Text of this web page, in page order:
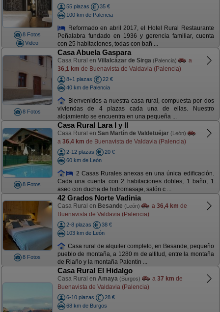
8 Fotos
Video
55 plazas
35 €
100 km de Palencia
Reformado en abril 2017, el Hotel Rural Restaurante
Peñalabra fundado en 1936 y gerencia familiar, cuenta
con 25 habitaciones, todas con bañ ...
8 Fotos
Casa Abuela Gaspara
Casa Rural en Villalcázar de Sirga (Palencia)
a
36,1 km de Buenavista de Valdavia (Palencia)
8+1 plazas
22 €
40 km de Palencia
Bienvenidos a nuestra casa rural, compuesta por dos
viviendas de 4 plazas cada una de ellas. Nuestro
alojamiento se encuentra en una pequeña ...
8 Fotos
Casa Rural Lara I y II
Casa Rural en San Martín de Valdetuéjar (León)
a 36,4 km de Buenavista de Valdavia (Palencia)
2-12 plazas
20 €
60 km de León
2 Casas Rurales anexas en una única edificación.
Cada una cuenta con 2 habitaciones dobles, 1 baño, 1
aseo con ducha de hidromasaje, salón c ...
8 Fotos
42 Grados Norte Vadinia
Casa Rural en Besande (León) a 36,4 km de
Buenavista de Valdavia (Palencia)
2-8 plazas
38 €
103 km de León
Casa rural de alquiler completo, en Besande, pequeño
pueblo de montaña, a 1280 m de altitud, entre la montaña
de Riaño y la montaña Palentin ...
Casa Rural El Hidalgo
Casa Rural en Amaya (Burgos) a 37 km de
Buenavista de Valdavia (Palencia)
6-10 plazas
28 €
68 km de Burgos